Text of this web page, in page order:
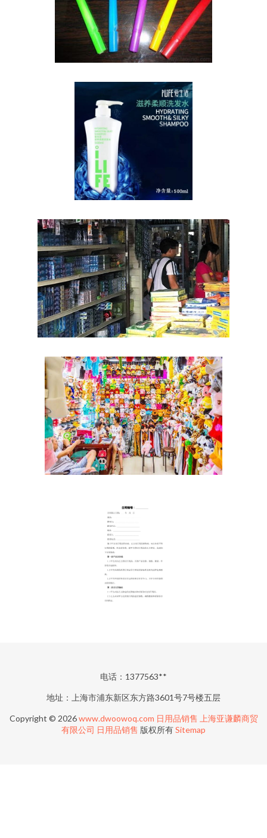
电话：1377563**
地址：上海市浦东新区东方路3601号7号楼五层
Copyright © 2026www.dwoowoq.com 日用品销售
上海亚谦麟商贸
有限公司 日用品销售 版权所有Sitemap